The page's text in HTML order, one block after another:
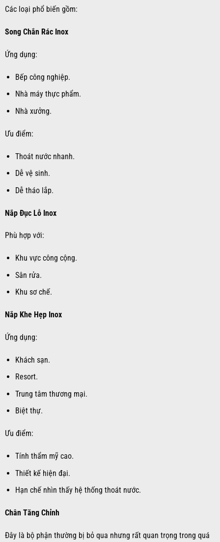
Các loại phổ biến gồm:
Song Chắn Rác Inox
Ứng dụng:
Bếp công nghiệp.
Nhà máy thực phẩm.
Nhà xưởng.
Ưu điểm:
Thoát nước nhanh.
Dễ vệ sinh.
Dễ tháo lắp.
Nắp Đục Lỗ Inox
Phù hợp với:
Khu vực công cộng.
Sân rửa.
Khu sơ chế.
Nắp Khe Hẹp Inox
Ứng dụng:
Khách sạn.
Resort.
Trung tâm thương mại.
Biệt thự.
Ưu điểm:
Tính thẩm mỹ cao.
Thiết kế hiện đại.
Hạn chế nhìn thấy hệ thống thoát nước.
Chân Tăng Chỉnh
Đây là bộ phận thường bị bỏ qua nhưng rất quan trọng trong quá